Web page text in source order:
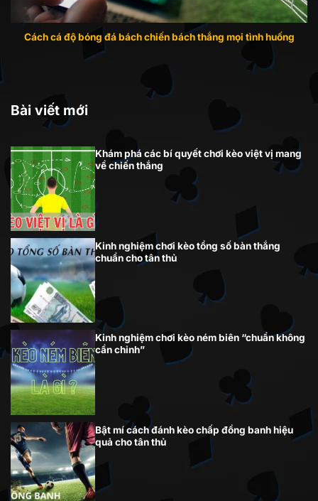
Cách cá độ bóng đá bách chiến bách thắng mọi tình huống
Bài viết mới
Khám phá các bí quyết chơi kèo việt vị mang
về chiến thắng
Kinh nghiệm chơi kèo tổng số bàn thắng
chuẩn cho tân thủ
Kinh nghiệm chơi kèo ném biên “chuẩn không
cần chỉnh”
Bật mí cách đánh kèo chấp đồng banh hiệu
quả cho tân thủ